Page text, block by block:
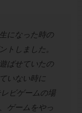
になった時の
トしました。
ばせていたの
いない時に
ビゲームの場
ゲームをやっ